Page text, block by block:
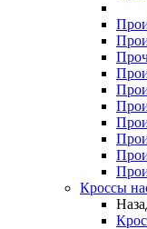
Кроссы